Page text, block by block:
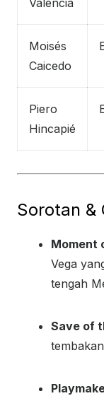
Valencia
Moisés
Caicedo
Piero
Hincapié
Sorotan &
Moment
Vega
tengah
Save of